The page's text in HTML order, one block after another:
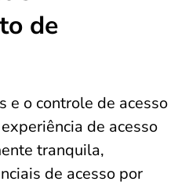
de
e o controle de acesso
de acesso
tranquila,
de acesso por